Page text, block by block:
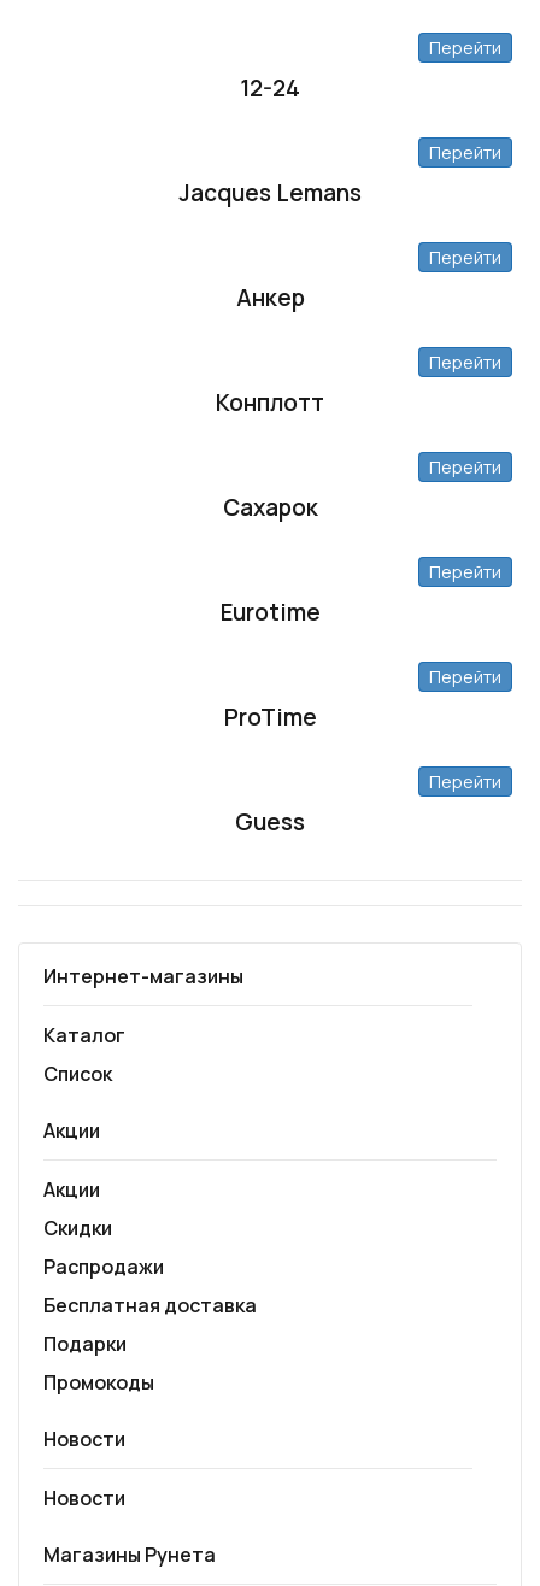
12-24
Перейти
Jacques Lemans
Перейти
Анкер
Перейти
Конплотт
Перейти
Сахарок
Перейти
Eurotime
Перейти
ProTime
Перейти
Guess
Перейти
Интернет-магазины
Каталог
Список
Акции
Акции
Скидки
Распродажи
Бесплатная доставка
Подарки
Промокоды
Новости
Новости
Магазины Рунета